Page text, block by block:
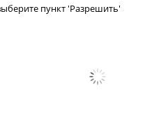
пункт 'Разрешить'